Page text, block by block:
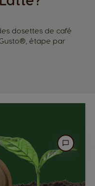
dosettes de café
Gusto®, étape par